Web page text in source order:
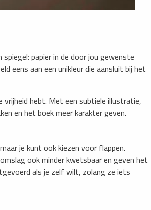
papier in de door jou gewenste
eens aan een unikleur die aansluit bij het
vrijheid hebt. Met een subtiele illustratie,
en het boek meer karakter geven.
je kunt ook kiezen voor flappen.
ook minder kwetsbaar en geven het
als je zelf wilt, zolang ze iets